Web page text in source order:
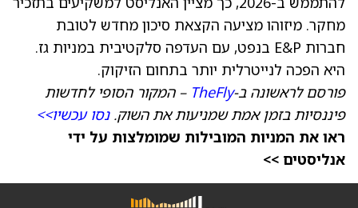
מחקר. מיזוהו מציעה הקצאת סיכון מחדש לטובת
חברות E&P בנפט, עם העדפה סלקטיבית במניות גז.
היא הפכה לנייטרלית יותר בתחום הזיקוק.
פורסם לראשונה ב-TheFly – המקור הסופי לחדשות
פיננסיות בזמן אמת שמניעות את השוק.נסו עכשיו>>
ראו את המניות המובילות שמומלצות על ידי
אנליסטים >>